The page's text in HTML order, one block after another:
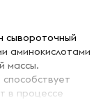
сывороточный
аминокислотами
массы.
в процессе